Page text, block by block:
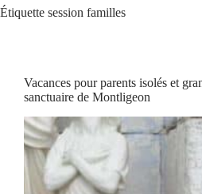
Étiquette session familles
Vacances pour parents isolés et
sanctuaire de Montligeon